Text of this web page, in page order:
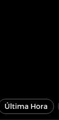
Última Hora